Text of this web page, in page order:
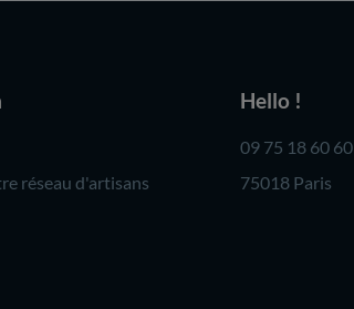
réseau d'artisans
Hello !
09 75 18 60 60
75018 Paris